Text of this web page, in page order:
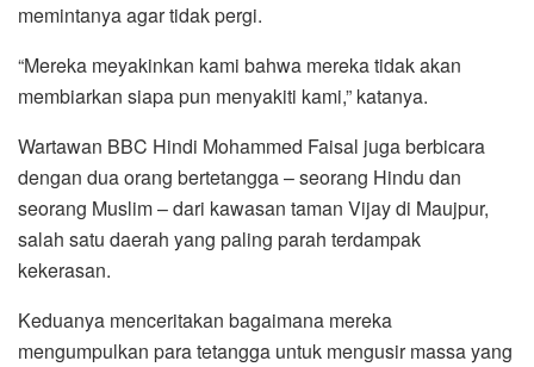
memintanya agar tidak pergi.
“Mereka meyakinkan kami bahwa mereka tidak akan
membiarkan siapa pun menyakiti kami,” katanya.
Wartawan BBC Hindi Mohammed Faisal juga berbicara
dengan dua orang bertetangga – seorang Hindu dan
seorang Muslim – dari kawasan taman Vijay di Maujpur,
salah satu daerah yang paling parah terdampak
kekerasan.
Keduanya menceritakan bagaimana mereka
mengumpulkan para tetangga untuk mengusir massa yang